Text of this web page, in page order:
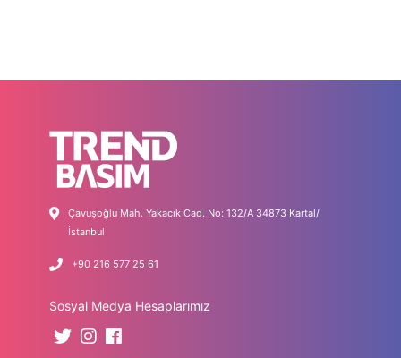
Çavuşoğlu Mah. Yakacık Cad. No: 132/A 34873 Kartal/
İstanbul
+90 216 577 25 61
Sosyal Medya Hesaplarımız